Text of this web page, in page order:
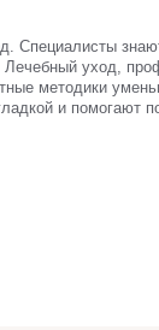
Специалисты
уход,
методики
и помогают